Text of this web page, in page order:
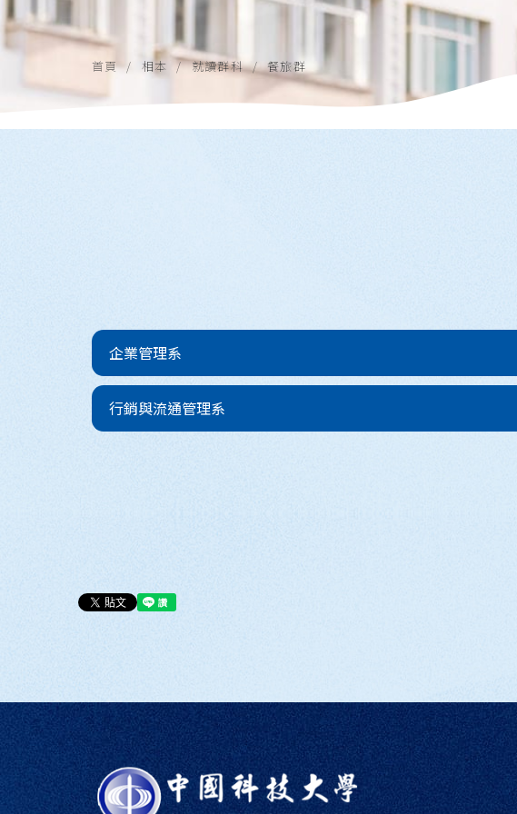
首頁 相本 就讀群科 餐旅群
企業管理系
行銷與流通管理系